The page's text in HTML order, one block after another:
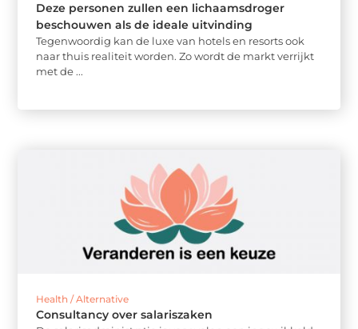
Deze personen zullen een lichaamsdroger
beschouwen als de ideale uitvinding
Tegenwoordig kan de luxe van hotels en resorts ook
naar thuis realiteit worden. Zo wordt de markt verrijkt
met de ...
Health / Alternative
Consultancy over salariszaken